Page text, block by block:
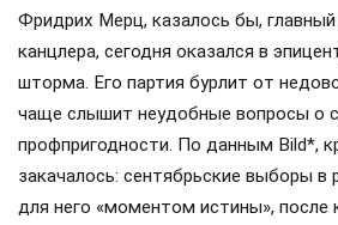
Фридрих Мерц, казалось бы,
канцлера, сегодня оказался в
шторма. Его партия бурлит от
чаще слышит неудобные вопросы о
профпригодности. По данным Bild*,
закачалось: сентябрьские выборы в
для него «моментом истины», после